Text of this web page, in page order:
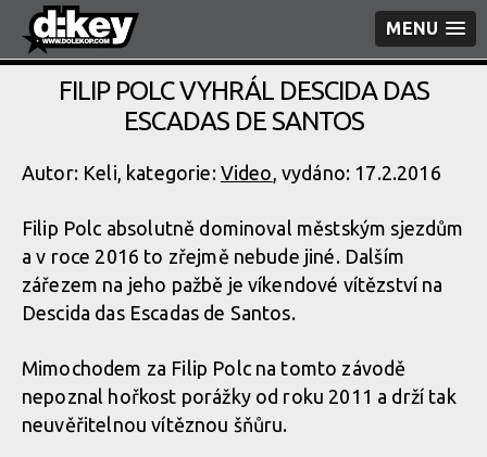
MENU
FILIP POLC VYHRÁL DESCIDA DAS
ESCADAS DE SANTOS
Autor: Keli, kategorie: Video, vydáno: 17.2.2016
Filip Polc absolutně dominoval městským sjezdům
a v roce 2016 to zřejmě nebude jiné. Dalším
zářezem na jeho pažbě je víkendové vítězství na
Descida das Escadas de Santos.
Mimochodem za Filip Polc na tomto závodě
nepoznal hořkost porážky od roku 2011 a drží tak
neuvěřitelnou vítěznou šňůru.